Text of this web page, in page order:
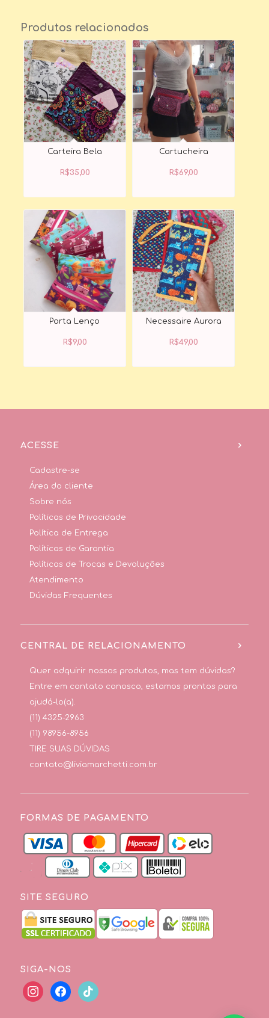
Produtos relacionados
Carteira Bela
R$35,00
Cartucheira
R$69,00
Porta Lenço
R$9,00
Necessaire Aurora
R$49,00
ACESSE
Cadastre-se
Área do cliente
Sobre nós
Políticas de Privacidade
Política de Entrega
Políticas de Garantia
Políticas de Trocas e Devoluções
Atendimento
Dúvidas Frequentes
CENTRAL DE RELACIONAMENTO
Quer adquirir nossos produtos, mas tem dúvidas?
Entre em contato conosco, estamos prontos para
ajudá-lo(a).
(11) 4325-2963
(11) 98956-8956
TIRE SUAS DÚVIDAS
contato@liviamarchetti.com.br
FORMAS DE PAGAMENTO
SITE SEGURO
SIGA-NOS